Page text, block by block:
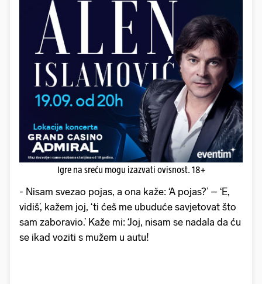
Igre na sreću mogu izazvati ovisnost. 18+
- Nisam svezao pojas, a ona kaže: ‘A pojas?’ – ‘E,
vidiš’, kažem joj, ‘ti ćeš me ubuduće savjetovat što
sam zaboravio.’ Kaže mi: ‘Joj, nisam se nadala da ću
se ikad voziti s mužem u autu!